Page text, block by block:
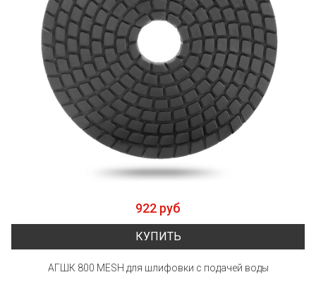
922 руб
КУПИТЬ
АГШК 800 MESH для шлифовки с подачей воды